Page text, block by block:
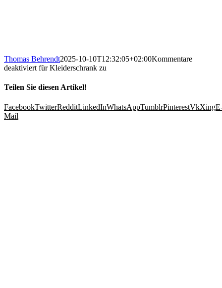
Thomas Behrendt2025-10-10T12:32:05+02:00Kommentare
deaktiviert für Kleiderschrank zu
Teilen Sie diesen Artikel!
FacebookTwitterRedditLinkedInWhatsAppTumblrPinterestVkXing
Mail